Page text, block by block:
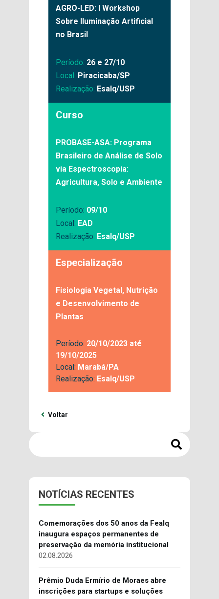
AGRO-LED: I Workshop
Sobre Iluminação Artificial
no Brasil
Período: 26 e 27/10
Local: Piracicaba/SP
Realização: Esalq/USP
Curso
PROBASE-ASA: Programa
Brasileiro de Análise de Solo
via Espectroscopia:
Agricultura, Solo e Ambiente
Período: 09/10
Local: EAD
Realização: Esalq/USP
Especialização
Fisiologia Vegetal, Nutrição
e Desenvolvimento de
Plantas
Período: 20/10/2023 até
19/10/2025
Local: Marabá/PA
Realização: Esalq/USP
Voltar
NOTÍCIAS RECENTES
Comemorações dos 50 anos da Fealq
inaugura espaços permanentes de
preservação da memória institucional
02.08.2026
Prêmio Duda Ermírio de Moraes abre
inscrições para startups e soluções